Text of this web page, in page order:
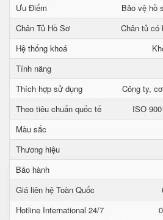
Ưu Điểm
Bảo vệ hồ
Chân Tủ Hồ Sơ
Chân tủ có
Hệ thống khoá
Tính năng
Thích hợp sử dụng
Công ty,
Theo tiêu chuẩn quốc tế
ISO
Màu sắc
Thương hiệu
Bảo hành
Giá liên hệ Toàn Quốc
Hotline International 24/7